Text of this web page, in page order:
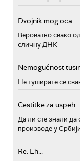
Dvojnik mog oca
Вероватно свако
сличну ДНК
Nemogućnost
Не туширате се
Cestitke za uspeh
Да ли сте знали
производе у
Re: Eh...